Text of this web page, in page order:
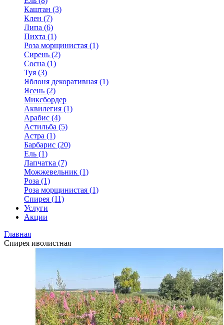
Каштан (3)
Клен (7)
Липа (6)
Пихта (1)
Роза морщинистая (1)
Сирень (2)
Сосна (1)
Туя (3)
Яблоня декоративная (1)
Ясень (2)
Миксбордер
Аквилегия (1)
Арабис (4)
Астильба (5)
Астра (1)
Барбарис (20)
Ель (1)
Лапчатка (7)
Можжевельник (1)
Роза (1)
Роза морщинистая (1)
Спирея (11)
Услуги
Акции
Главная
Спирея иволистная